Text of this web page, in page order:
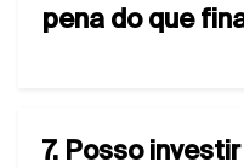
pena do que
7. Posso